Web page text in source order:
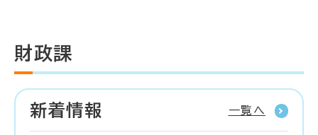
財政課
新着情報 一覧へ